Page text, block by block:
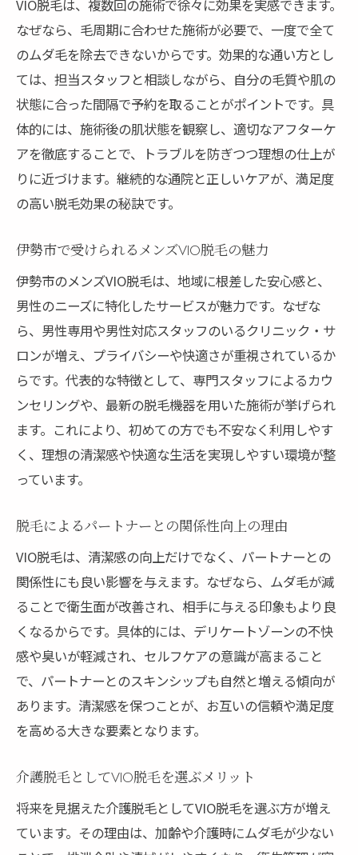
VIO脱毛は、複数回の施術で徐々に効果を実感できます。
なぜなら、毛周期に合わせた施術が必要で、一度で全て
のムダ毛を除去できないからです。効果的な通い方とし
ては、担当スタッフと相談しながら、自分の毛質や肌の
状態に合った間隔で予約を取ることがポイントです。具
体的には、施術後の肌状態を観察し、適切なアフターケ
アを徹底することで、トラブルを防ぎつつ理想の仕上が
りに近づけます。継続的な通院と正しいケアが、満足度
の高い脱毛効果の秘訣です。
伊勢市で受けられるメンズVIO脱毛の魅力
伊勢市のメンズVIO脱毛は、地域に根差した安心感と、
男性のニーズに特化したサービスが魅力です。なぜな
ら、男性専用や男性対応スタッフのいるクリニック・サ
ロンが増え、プライバシーや快適さが重視されているか
らです。代表的な特徴として、専門スタッフによるカウ
ンセリングや、最新の脱毛機器を用いた施術が挙げられ
ます。これにより、初めての方でも不安なく利用しやす
く、理想の清潔感や快適な生活を実現しやすい環境が整
っています。
脱毛によるパートナーとの関係性向上の理由
VIO脱毛は、清潔感の向上だけでなく、パートナーとの
関係性にも良い影響を与えます。なぜなら、ムダ毛が減
ることで衛生面が改善され、相手に与える印象もより良
くなるからです。具体的には、デリケートゾーンの不快
感や臭いが軽減され、セルフケアの意識が高まること
で、パートナーとのスキンシップも自然と増える傾向が
あります。清潔感を保つことが、お互いの信頼や満足度
を高める大きな要素となります。
介護脱毛としてVIO脱毛を選ぶメリット
将来を見据えた介護脱毛としてVIO脱毛を選ぶ方が増え
ています。その理由は、加齢や介護時にムダ毛が少ない